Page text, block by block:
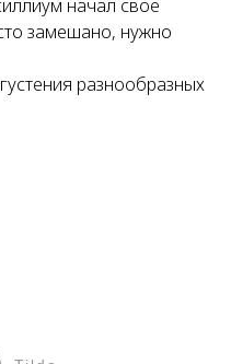
начал свое
замешано, нужно
разнообразных